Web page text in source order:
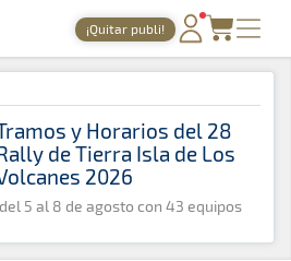
del motor desde 1999
¡Quitar publi!
PORTADA
TIEMPOS ONLINE
NOTICIAS
AGENDA
GALERÍAS
2012 » Galería Fotográfica Rallye
y Horarios del 28
de Tierra Isla de Los
2026
5 al 8 de agosto con 43 equipos